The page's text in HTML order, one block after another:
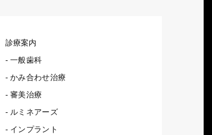
診療案内
一般歯科
かみ合わせ治療
審美治療
ルミネアーズ
インプラント